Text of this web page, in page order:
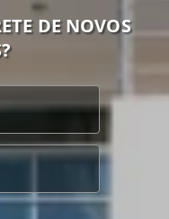
DE NOVOS